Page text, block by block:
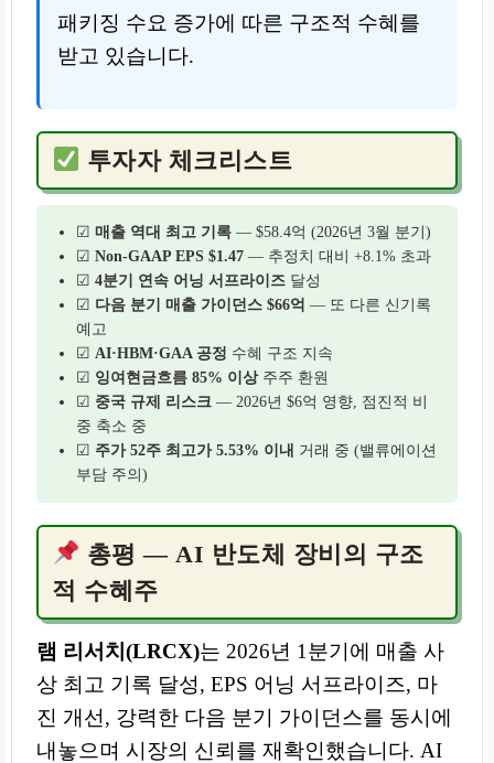
패키징 수요 증가에 따른 구조적 수혜를
받고 있습니다.
투자자 체크리스트
☑ 매출 역대 최고 기록 — $58.4억 (2026년 3월 분기)
☑ Non-GAAP EPS $1.47 — 추정치 대비 +8.1% 초과
☑ 4분기 연속 어닝 서프라이즈 달성
☑ 다음 분기 매출 가이던스 $66억 — 또 다른 신기록
예고
☑ AI·HBM·GAA 공정 수혜 구조 지속
☑ 잉여현금흐름 85% 이상주주 환원
☑ 중국 규제 리스크 — 2026년 $6억 영향, 점진적 비
중 축소 중
☑ 주가 52주 최고가 5.53% 이내 거래 중 (밸류에이션
부담 주의)
총평 — AI 반도체 장비의 구조
적 수혜주
램 리서치(LRCX)는 2026년 1분기에 매출 사
상 최고 기록 달성, EPS 어닝 서프라이즈, 마
진 개선, 강력한 다음 분기 가이던스를 동시에
내놓으며 시장의 신뢰를 재확인했습니다. AI